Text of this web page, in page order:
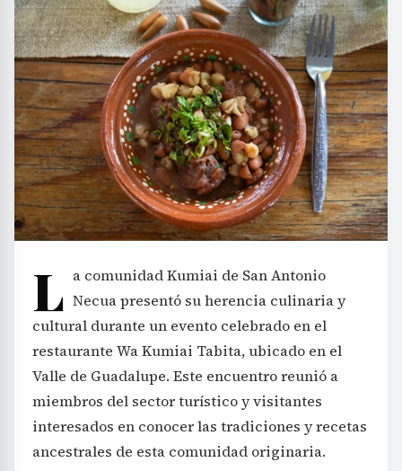
L a comunidad Kumiai de San Antonio
Necua presentó su herencia culinaria y
cultural durante un evento celebrado en el
restaurante Wa Kumiai Tabita, ubicado en el
Valle de Guadalupe. Este encuentro reunió a
miembros del sector turístico y visitantes
interesados en conocer las tradiciones y recetas
ancestrales de esta comunidad originaria.